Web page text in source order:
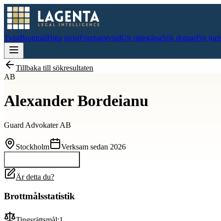
TvistBrottmålHitta juristFöretagstvistKör rättegångSök domarFör
Tillbaka till sökresultaten
AB
Alexander Bordeianu
Guard Advokater AB
Stockholm Verksam sedan 2026
Är detta du?
Brottmålsstatistik